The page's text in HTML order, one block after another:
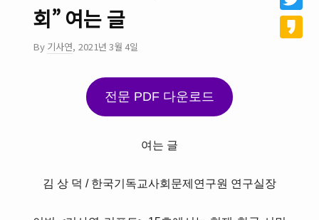
회” 여는 글
By 기사연, 2021년 3월 4일
전문 PDF 다운로드
여는 글
김 상 덕 / 한국기독교사회문제연구원 연구실장
Twitter